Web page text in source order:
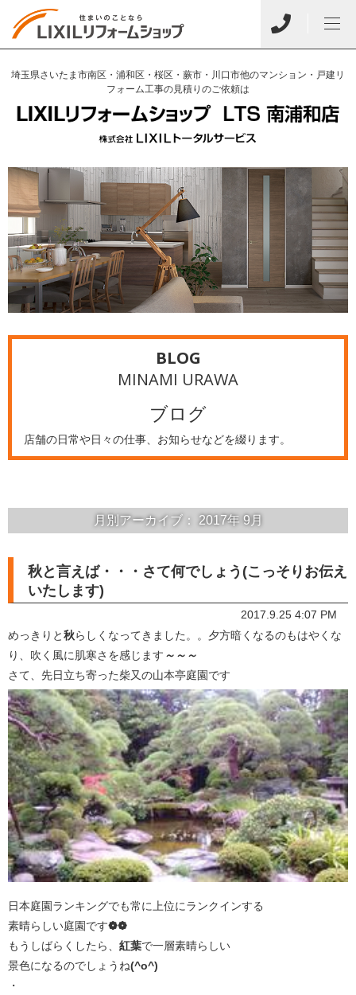
埼玉県さいたま市南区・浦和区・桜区・蕨市・川口市他のマンション・戸建リ
フォーム工事の見積りのご依頼は
BLOG
MINAMI URAWA
ブログ
店舗の日常や日々の仕事、お知らせなどを綴ります。
月別アーカイブ： 2017年 9月
秋と言えば・・・さて何でしょう(こっそりお伝え
いたします)
2017.9.25 4:07 PM
めっきりと秋らしくなってきました。。夕方暗くなるのもはやくな
り、吹く風に肌寒さを感じます ～～～
さて、先日立ち寄った柴又の山本亭庭園です
日本庭園ランキングでも常に上位にランクインする
素晴らしい庭園です❁❁
もうしばらくしたら、 紅葉で一層素晴らしい
景色になるのでしょうね(^o^)
・